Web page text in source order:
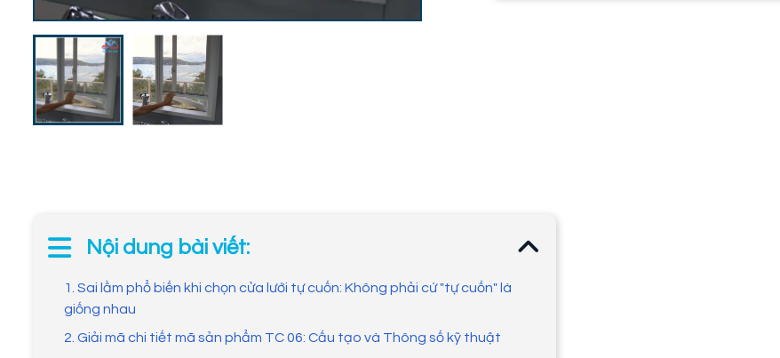
Nội dung bài viết:
1. Sai lầm phổ biến khi chọn cửa lưới tự cuốn: Không phải cứ "tự cuốn" là
giống nhau
2. Giải mã chi tiết mã sản phẩm TC 06: Cấu tạo và Thông số kỹ thuật